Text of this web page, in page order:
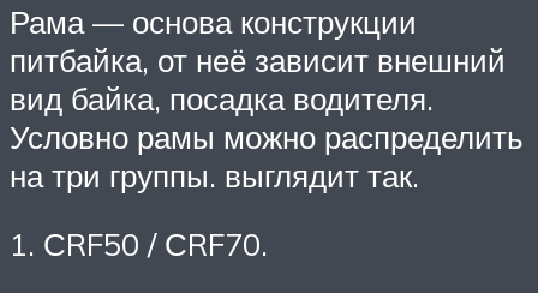
Рама — основа конструкции
питбайка, от неё зависит внешний
вид байка, посадка водителя.
Условно рамы можно распределить
на три группы. выглядит так.
1. СRF50 / СRF70.